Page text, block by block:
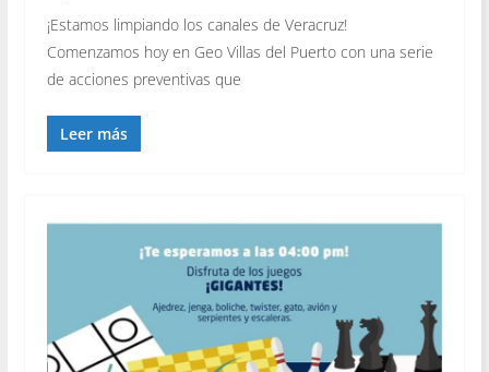
¡Estamos limpiando los canales de Veracruz!
Comenzamos hoy en Geo Villas del Puerto con una serie
de acciones preventivas que
Leer más